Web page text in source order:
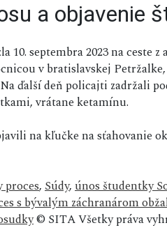
a objavenie
10. septembra 2023 na ceste
v bratislavskej
ďalší deň policajti zadržali
vrátane ketamínu.
na kľučke na sťahovanie
proces,Súdy,únos študentky
s bývalým záchranárom
© SITA Všetky práva